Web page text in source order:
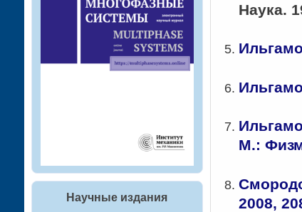
Наука.
М.:
2008,
Научные издания